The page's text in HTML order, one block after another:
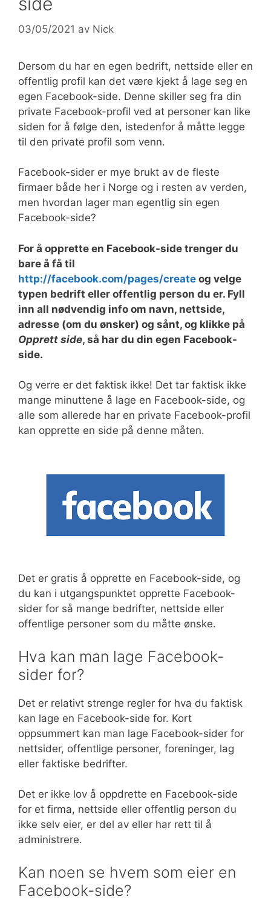
03/05/2021 av Nick
Dersom du har en egen bedrift, nettside eller en
offentlig profil kan det være kjekt å lage seg en
egen Facebook-side. Denne skiller seg fra din
private Facebook-profil ved at personer kan like
siden for å følge den, istedenfor å måtte legge
til den private profil som venn.
Facebook-sider er mye brukt av de fleste
firmaer både her i Norge og i resten av verden,
men hvordan lager man egentlig sin egen
Facebook-side?
For å opprette en Facebook-side trenger du
bare å få til
http://facebook.com/pages/create og velge
typen bedrift eller offentlig person du er. Fyll
inn all nødvendig info om navn, nettside,
adresse (om du ønsker) og sånt, og klikke på
Opprett side, så har du din egen Facebook-
side.
Og verre er det faktisk ikke! Det tar faktisk ikke
mange minuttene å lage en Facebook-side, og
alle som allerede har en private Facebook-profil
kan opprette en side på denne måten.
Det er gratis å opprette en Facebook-side, og
du kan i utgangspunktet opprette Facebook-
sider for så mange bedrifter, nettside eller
offentlige personer som du måtte ønske.
Hva kan man lage Facebook-
sider for?
Det er relativt strenge regler for hva du faktisk
kan lage en Facebook-side for. Kort
oppsummert kan man lage Facebook-sider for
nettsider, offentlige personer, foreninger, lag
eller faktiske bedrifter.
Det er ikke lov å oppdrette en Facebook-side
for et firma, nettside eller offentlig person du
ikke selv eier, er del av eller har rett til å
administrere.
Kan noen se hvem som eier en
Facebook-side?